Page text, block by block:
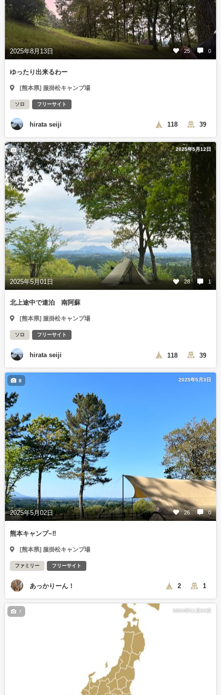
2025年8月13日 25 0
ゆったり出来るわー
[熊本県] 服掛松キャンプ場
ソロ フリーサイト
hirata seiji 118 39
2025年5月12日
2025年5月01日 28 1
15
北上途中で連泊 南阿蘇
[熊本県] 服掛松キャンプ場
ソロ フリーサイト
hirata seiji 118 39
2025年5月3日
2025年5月02日 26 0
8
熊本キャンプ~‼️
[熊本県] 服掛松キャンプ場
ファミリー フリーサイト
あっかりーん！ 2 1
2024年11月22日
7